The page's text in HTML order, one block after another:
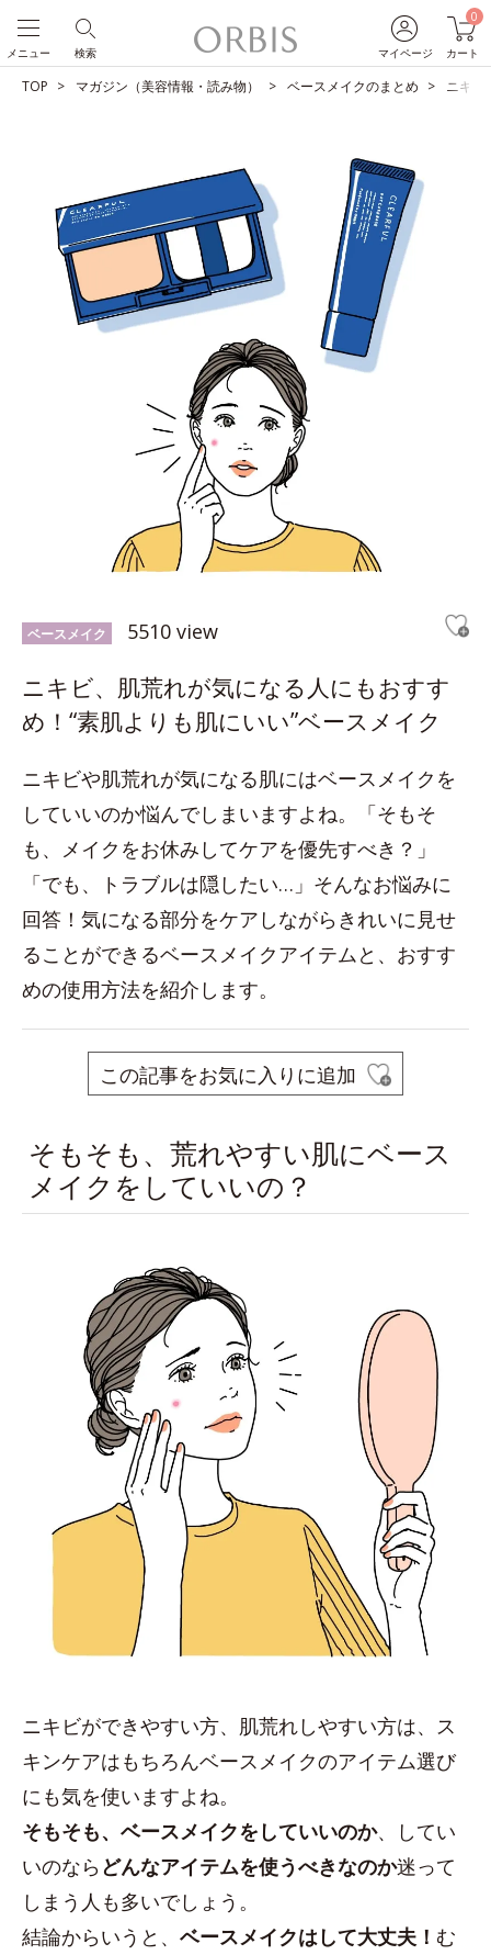
マイページ
0
カート
検索
メニュー
TOP マガジン（美容情報・読み物） ベースメイクのまとめ ニキビ
ベースメイク 5510 view
ニキビ、肌荒れが気になる人にもおすす
め！“素肌よりも肌にいい”ベースメイク
ニキビや肌荒れが気になる肌にはベースメイクを
していいのか悩んでしまいますよね。「そもそ
も、メイクをお休みしてケアを優先すべき？」
「でも、トラブルは隠したい…」そんなお悩みに
回答！気になる部分をケアしながらきれいに見せ
ることができるベースメイクアイテムと、おすす
めの使用方法を紹介します。
この記事をお気に入りに追加
そもそも、荒れやすい肌にベース
メイクをしていいの？
ニキビができやすい方、肌荒れしやすい方は、ス
キンケアはもちろんベースメイクのアイテム選び
にも気を使いますよね。
そもそも、ベースメイクをしていいのか、してい
いのなら どんなアイテムを使うべきなのか迷って
しまう人も多いでしょう。
結論からいうと、 ベースメイクはして大丈夫！ む